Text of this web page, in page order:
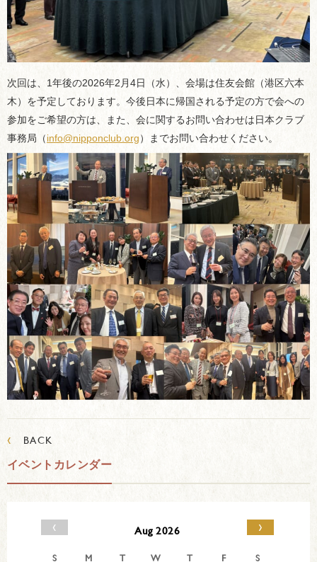
次回は、1年後の2026年2月4日（水）、会場は住友会館（港区六本
木）を予定しております。今後日本に帰国される予定の方で会への
参加をご希望の方は、また、会に関するお問い合わせは日本クラブ
事務局（info@nipponclub.org）までお問い合わせください。
‹ BACK
イベントカレンダー
‹ Aug 2026 ›
S M T W T F S